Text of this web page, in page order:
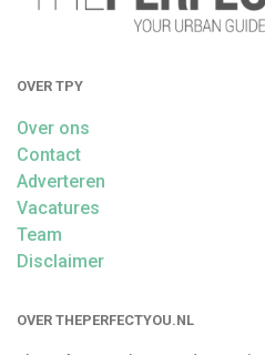
OVER TPY
Over ons
Contact
Adverteren
Vacatures
Team
Disclaimer
OVER THEPERFECTYOU.NL